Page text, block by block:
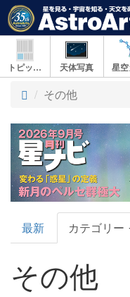
トピックス 天体写真
その他
AstroArts
Topics
最新 カテゴリー
その他